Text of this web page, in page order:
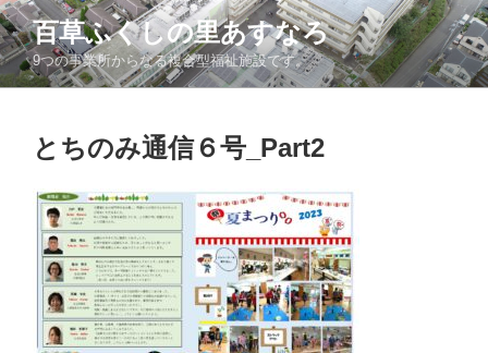
コ
ン
テ
ン
百草ふくしの里あすなろ
9つの事業所からなる複合型福祉施設です。
とちのみ通信６号_Part2